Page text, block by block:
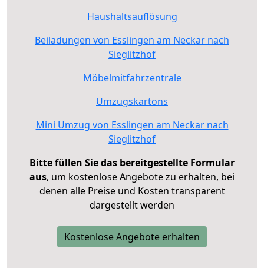
Haushaltsauflösung
Beiladungen von Esslingen am Neckar nach
Sieglitzhof
Möbelmitfahrzentrale
Umzugskartons
Mini Umzug von Esslingen am Neckar nach
Sieglitzhof
Bitte füllen Sie das bereitgestellte Formular
aus, um kostenlose Angebote zu erhalten, bei
denen alle Preise und Kosten transparent
dargestellt werden
Kostenlose Angebote erhalten